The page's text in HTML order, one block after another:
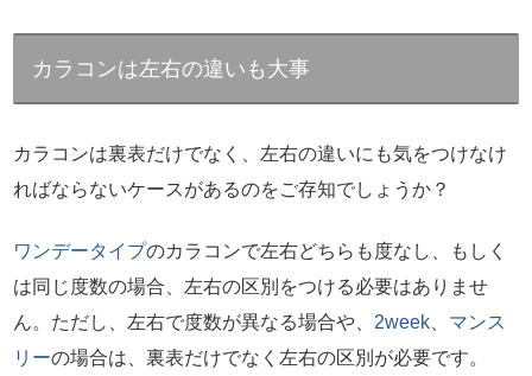
カラコンは左右の違いも大事
カラコンは裏表だけでなく、左右の違いにも気をつけなけ
ればならないケースがあるのをご存知でしょうか？
ワンデータイプのカラコンで左右どちらも度なし、もしく
は同じ度数の場合、左右の区別をつける必要はありませ
ん。ただし、左右で度数が異なる場合や、 2week
マンス
リーの場合は、裏表だけでなく左右の区別が必要です。